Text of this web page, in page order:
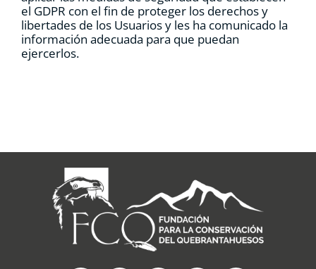
el GDPR con el fin de proteger los derechos y
libertades de los Usuarios y les ha comunicado la
información adecuada para que puedan
ejercerlos.